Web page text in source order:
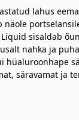
lahus
sisaldab
nahka ja
hüaluroonhape
säravamat ja